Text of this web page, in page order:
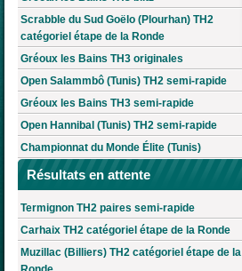
Scrabble du Sud Goëlo (Plourhan) TH2
catégoriel étape de la Ronde
Gréoux les Bains TH3 originales
Open Salammbô (Tunis) TH2 semi-rapide
Gréoux les Bains TH3 semi-rapide
Open Hannibal (Tunis) TH2 semi-rapide
Championnat du Monde Élite (Tunis)
Résultats en attente
Termignon TH2 paires semi-rapide
Carhaix TH2 catégoriel étape de la Ronde
Muzillac (Billiers) TH2 catégoriel étape de la